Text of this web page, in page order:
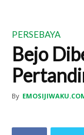
PERSEBAYA
Bejo
By